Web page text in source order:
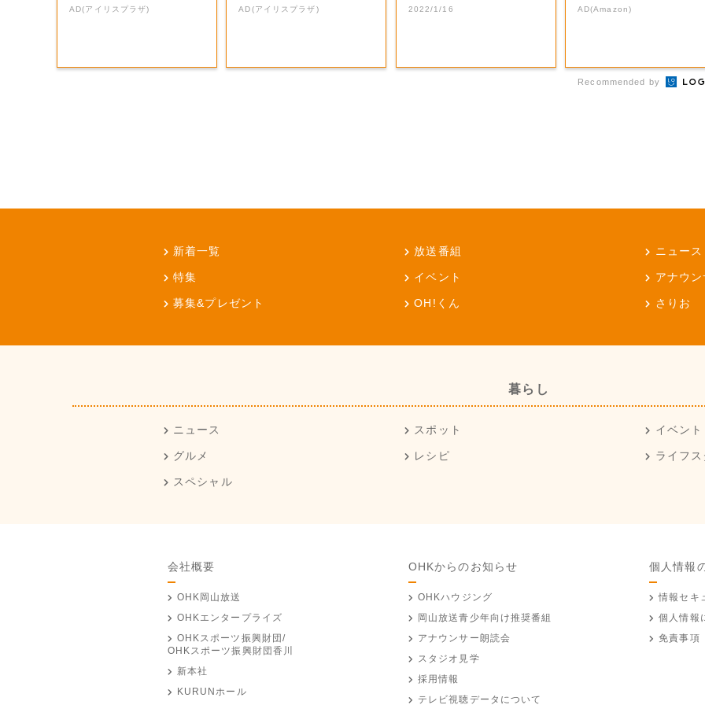
AD(アイリスプラザ) AD(アイリスプラザ) 秩父ホルモン...
2022/1/16 AD(Amazon)
Recommended by
新着一覧 放送番組 ニュース
特集 イベント アナウ
募集&プレゼント OH!くん さりお
暮らし
ニュース スポット イベント
グルメ レシピ ライフ
スペシャル
会社概要
OHK岡山放送
OHKエンタープライズ
OHKスポーツ振興財団/
OHKスポーツ振興財団香川
新本社
KURUNホール
OHKからのお知らせ
OHKハウジング
岡山放送青少年向け推奨番組
アナウンサー朗読会
スタジオ見学
採用情報
テレビ視聴データについて
個人情報
情報セキ
個人情報
免責事項